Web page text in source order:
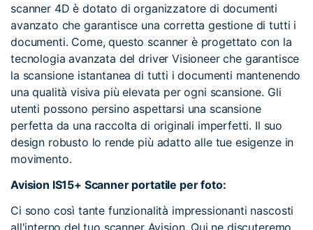
scanner 4D è dotato di organizzatore di documenti
avanzato che garantisce una corretta gestione di tutti i
documenti. Come, questo scanner è progettato con la
tecnologia avanzata del driver Visioneer che garantisce
la scansione istantanea di tutti i documenti mantenendo
una qualità visiva più elevata per ogni scansione. Gli
utenti possono persino aspettarsi una scansione
perfetta da una raccolta di originali imperfetti. Il suo
design robusto lo rende più adatto alle tue esigenze in
movimento.
Avision IS15+ Scanner portatile per foto:
Ci sono così tante funzionalità impressionanti nascosti
all'interno del tuo scanner Avision. Qui ne discuteremo